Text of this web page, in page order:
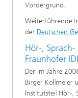
Vordergrund.
Weiterführende
der Deutschen
Hör-,
Fraunhofer
Der im Jahre
Birger Kollmeier
Institutsteil Hör-,